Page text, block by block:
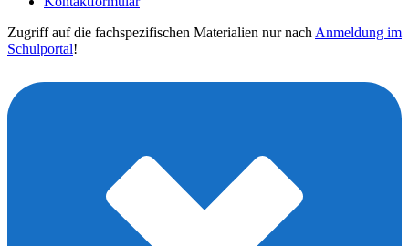
Zugriff auf die fachspezifischen Materialien nur nach Anmeldung im
Schulportal!